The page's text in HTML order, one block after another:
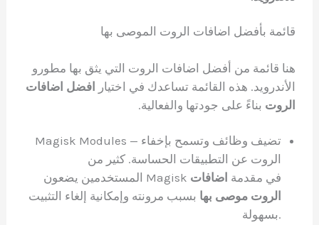
قائمة بأفضل اضافات الروت الموصى بها
هنا قائمة من أفضل اضافات الروت التي يثق بها مطورو
الأندرويد. هذه القائمة تساعدك في اختيار افضل اضافات
الروت بناءً على جودتها والفعالية.
Magisk Modules — تضيف وظائف وتسمح بإخفاء
الروت عن التطبيقات الحساسة. كثير من
المستخدمين يضعون Magisk في مقدمة اضافات
الروت موصى بها بسبب مرونته وإمكانية إلغاء التثبيت
بسهولة.